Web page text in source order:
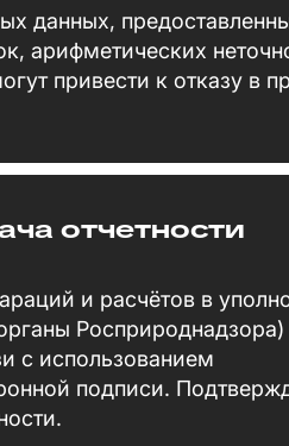
данных,
арифметических
привести к отказу в
отчетности
и расчётов в
Росприроднадзора)
с использованием
подписи.